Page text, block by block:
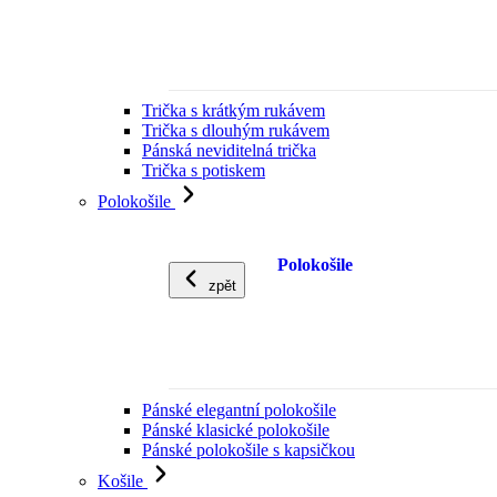
Trička s krátkým rukávem
Trička s dlouhým rukávem
Pánská neviditelná trička
Trička s potiskem
Polokošile
zpět
Polokošile
Pánské elegantní polokošile
Pánské klasické polokošile
Pánské polokošile s kapsičkou
Košile